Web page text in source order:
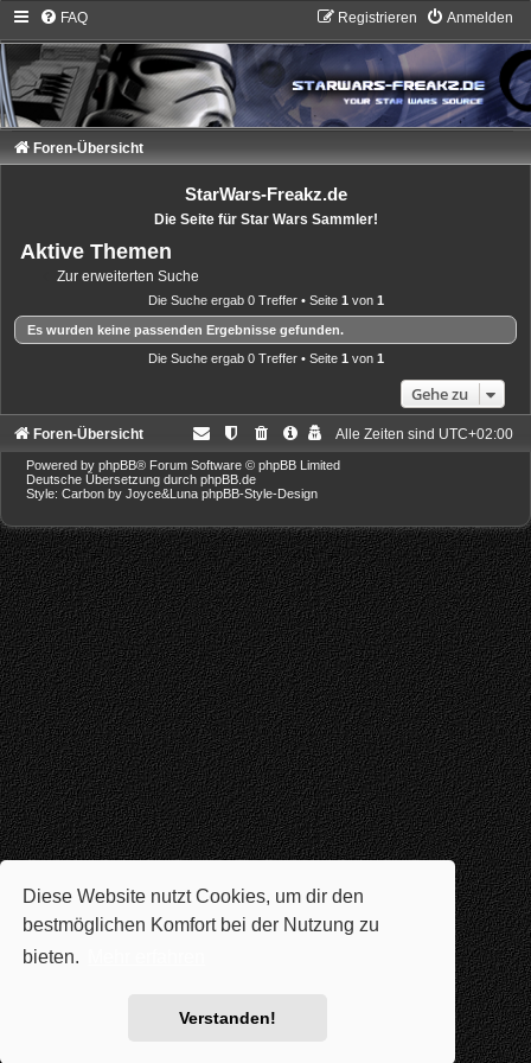
Diese Website nutzt Cookies, um dir den
bestmöglichen Komfort bei der Nutzung zu
bieten.
Verstanden!
FAQ Anmelden
Registrieren
Foren-Übersicht
StarWars-Freakz.de
Die Seite für Star Wars Sammler!
Aktive Themen
Zur erweiterten Suche
Die Suche ergab 0 Treffer • Seite 1 von 1
Es wurden keine passenden Ergebnisse gefunden.
Die Suche ergab 0 Treffer • Seite 1 von 1
Gehe zu
Foren-Übersicht Alle Zeiten sind UTC+02:00
Powered by phpBB® Forum Software © phpBB Limited
Deutsche Übersetzung durch phpBB.de
Style: Carbon by Joyce&Luna phpBB-Style-Design